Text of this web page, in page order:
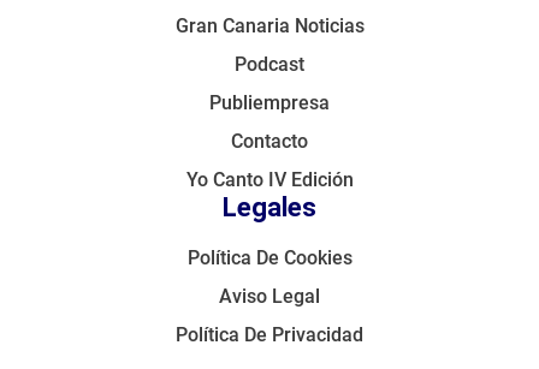
Gran Canaria Noticias
Podcast
Publiempresa
Contacto
Yo Canto IV Edición
Legales
Política De Cookies
Aviso Legal
Política De Privacidad